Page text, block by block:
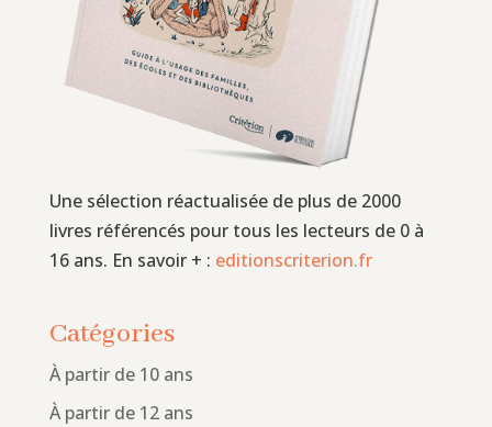
Une sélection réactualisée de plus de 2000
livres référencés pour tous les lecteurs de 0 à
16 ans. En savoir + : editionscriterion.fr
Catégories
À partir de 10 ans
À partir de 12 ans